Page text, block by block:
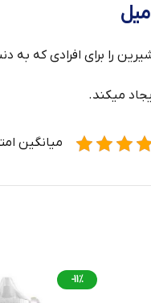
را برای افرادی که
میکند.
میانگین امتیاز 5/5 تعداد رأی
-11%